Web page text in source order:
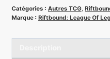
Esprits
-
Catégories : Autres TCG,
Marque : Riftbound: League Of